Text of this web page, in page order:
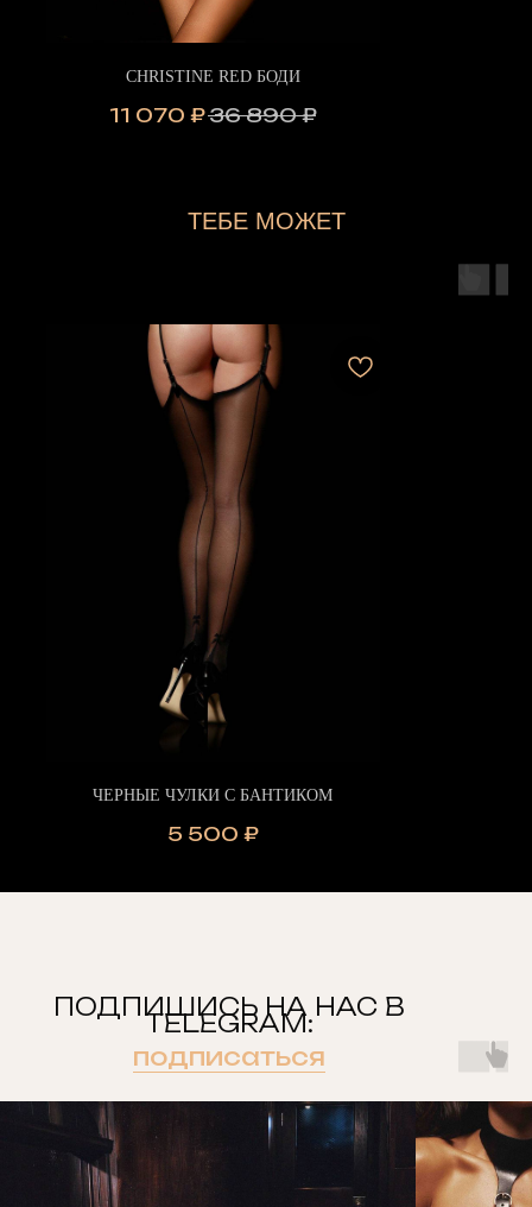
CHRISTINE RED БОДИ
11 070 ₽36 890 ₽
ТЕБЕ МОЖЕТ
ЧЕРНЫЕ ЧУЛКИ С БАНТИКОМ
5 500 ₽
ПОДПИШИСЬ НА НАС В
TELEGRAM:
подписаться